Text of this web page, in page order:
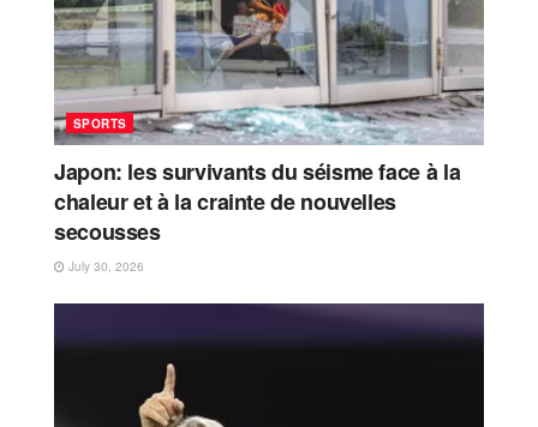
SPORTS
Japon: les survivants du séisme face à la
chaleur et à la crainte de nouvelles
secousses
July 30, 2026